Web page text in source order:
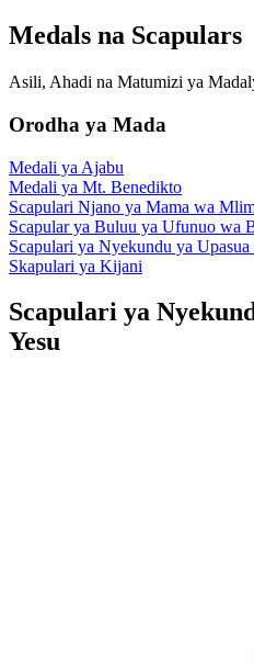
Medals na Scapulars
Asili, Ahadi na Matumizi ya
Orodha ya Mada
Medali ya Ajabu
Medali ya Mt. Benedikto
Scapulari Njano ya Mama wa
Scapular ya Buluu ya Ufunuo wa
Scapulari ya Nyekundu ya Upasua
Skapulari ya Kijani
Scapulari ya
Yesu